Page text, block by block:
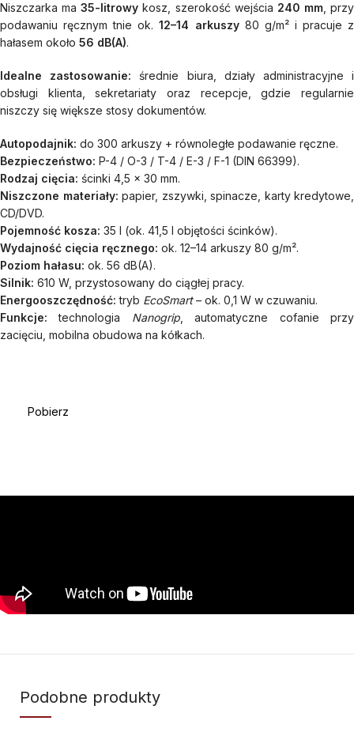
Pobierz
Niszczarka ma35-litrowy kosz, szerokość wejścia 240 mm, przy
podawaniu ręcznym tnie ok.12–14 arkuszy80 g/m² i pracuje z
hałasem około 56 dB(A).
Idealne zastosowanie: średnie biura, działy administracyjne i
obsługi klienta, sekretariaty oraz recepcje, gdzie regularnie
niszczy się większe stosy dokumentów.
Autopodajnik: do 300 arkuszy + równoległe podawanie ręczne.
Bezpieczeństwo: P-4 / O-3 / T-4 / E-3 / F-1 (DIN 66399).
Rodzaj cięcia: ścinki 4,5 x 30 mm.
Niszczone materiały: papier, zszywki, spinacze, karty kredytowe,
CD/DVD.
Pojemność kosza: 35 l (ok. 41,5 l objętości ścinków).
Wydajność cięcia ręcznego: ok. 12–14 arkuszy 80 g/m².
Poziom hałasu: ok. 56 dB(A).
Silnik: 610 W, przystosowany do ciągłej pracy.
Energooszczędność: tryb EcoSmart– ok. 0,1 W w czuwaniu.
Funkcje: technologia Nanogrip, automatyczne cofanie przy
zacięciu, mobilna obudowa na kółkach.
Podobne produkty